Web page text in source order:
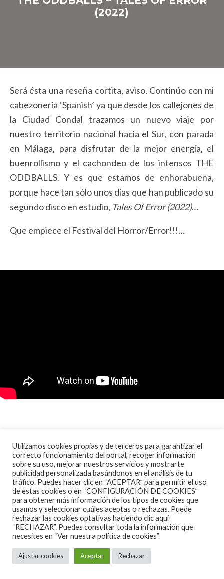
(2022)
Será ésta una reseña cortita, aviso. Continúo con mi
cabezonería ‘Spanish’ ya que desde los callejones de
la Ciudad Condal trazamos un nuevo viaje por
nuestro territorio nacional hacia el Sur, con parada
en Málaga, para disfrutar de la mejor energía, el
buenrollismo y el cachondeo de los intensos THE
ODDBALLS. Y es que estamos de enhorabuena,
porque hace tan sólo unos días que han publicado su
segundo disco en estudio, Tales Of Error (2022)…
Que empiece el Festival del Horror/Error!!!…
contextualizaremos informándoos que la banda
comenzó su andadura en 2016 con su LP debut
Are… The Oddballspara continuar conDesperate EP
(2018)y volver a estar de nuevo ‘en el candelabro’ y
tras la pandemia con el citadoTales Of Error (2022)
El tracklist de su nueva criatura consta de diez
cachondas composiciones de muy fácil asimilación
transitando entre el garage, el punk y el rock’n’roll,
Utilizamos cookies propias y de terceros para garantizar el
correcto funcionamiento del portal, recoger información
sobre su uso, mejorar nuestros servicios y mostrarte
publicidad personalizada basándonos en el análisis de tu
tráfico. Puedes hacer clic en “ACEPTAR” para permitir el uso
de estas cookies o en “CONFIGURACIÓN DE COOKIES”
para obtener más información de los tipos de cookies que
usamos y seleccionar cuáles aceptas o rechazas. Puede
rechazar las cookies optativas haciendo clic aquí
“RECHAZAR”. Puedes consultar toda la información que
necesites en “Ver nuestra política de cookies”.
Ajustar cookies Aceptar Rechazar